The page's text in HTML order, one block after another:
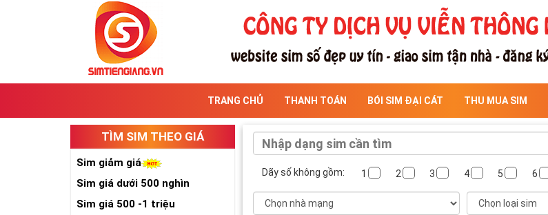
TRANG CHỦ THANH TOÁN BÓI SIM ĐẠI CÁT THU MUA SIM
TÌM SIM THEO GIÁ
Sim giảm giá
Sim giá dưới 500 nghìn
Sim giá 500 -1 triệu
Dãy số không gồm: 1 2 3 4 5 6